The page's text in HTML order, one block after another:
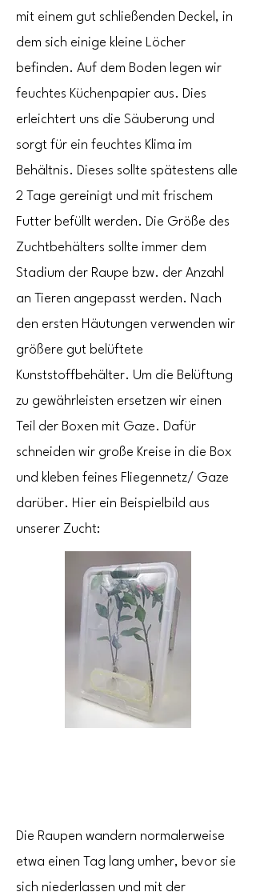
mit einem gut schließenden Deckel, in
dem sich einige kleine Löcher
befinden. Auf dem Boden legen wir
feuchtes Küchenpapier aus. Dies
erleichtert uns die Säuberung und
sorgt für ein feuchtes Klima im
Behältnis. Dieses sollte spätestens alle
2 Tage gereinigt und mit frischem
Futter befüllt werden. Die Größe des
Zuchtbehälters sollte immer dem
Stadium der Raupe bzw. der Anzahl
an Tieren angepasst werden. Nach
den ersten Häutungen verwenden wir
größere gut belüftete
Kunststoffbehälter. Um die Belüftung
zu gewährleisten ersetzen wir einen
Teil der Boxen mit Gaze. Dafür
schneiden wir große Kreise in die Box
und kleben feines Fliegennetz/ Gaze
darüber. Hier ein Beispielbild aus
unserer Zucht:
Die Raupen wandern normalerweise
etwa einen Tag lang umher, bevor sie
sich niederlassen und mit der